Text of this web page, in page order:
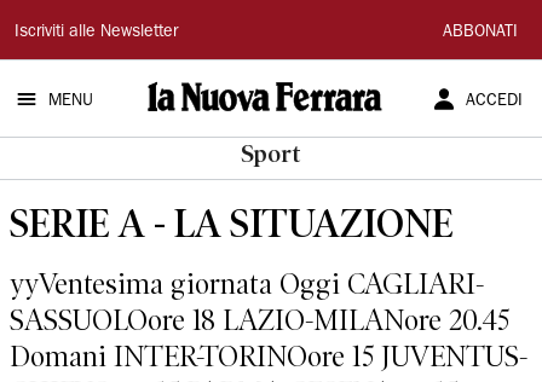
La
Nuova
Ferrara
Iscriviti alle Newsletter ABBONATI
MENU ACCEDI
Sport
SERIE A - LA SITUAZIONE
yyVentesima giornata Oggi CAGLIARI-
SASSUOLOore 18 LAZIO-MILANore 20.45
Domani INTER-TORINOore 15 JUVENTUS-